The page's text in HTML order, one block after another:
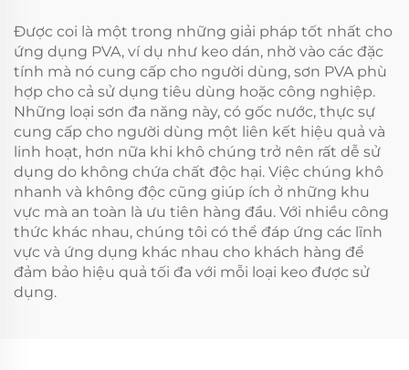
Được coi là một trong những giải pháp tốt nhất cho
ứng dụng PVA, ví dụ như keo dán, nhờ vào các đặc
tính mà nó cung cấp cho người dùng, sơn PVA phù
hợp cho cả sử dụng tiêu dùng hoặc công nghiệp.
Những loại sơn đa năng này, có gốc nước, thực sự
cung cấp cho người dùng một liên kết hiệu quả và
linh hoạt, hơn nữa khi khô chúng trở nên rất dễ sử
dụng do không chứa chất độc hại. Việc chúng khô
nhanh và không độc cũng giúp ích ở những khu
vực mà an toàn là ưu tiên hàng đầu. Với nhiều công
thức khác nhau, chúng tôi có thể đáp ứng các lĩnh
vực và ứng dụng khác nhau cho khách hàng để
đảm bảo hiệu quả tối đa với mỗi loại keo được sử
dụng.